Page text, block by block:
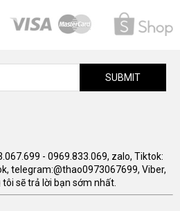
SUBMIT
- 0969.833.069, zalo, Tiktok:
telegram:@thao0973067699, Viber,
sẽ trả lời bạn sớm nhất.